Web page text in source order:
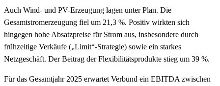
Auch Wind- und PV-Erzeugung lagen unter Plan. Die
Gesamtstromerzeugung fiel um 21,3 %. Positiv wirkten sich
hingegen hohe Absatzpreise für Strom aus, insbesondere durch
frühzeitige Verkäufe („Limit“-Strategie) sowie ein starkes
Netzgeschäft. Der Beitrag der Flexibilitätsprodukte stieg um 39 %.
Für das Gesamtjahr 2025 erwartet Verbund ein EBITDA zwischen